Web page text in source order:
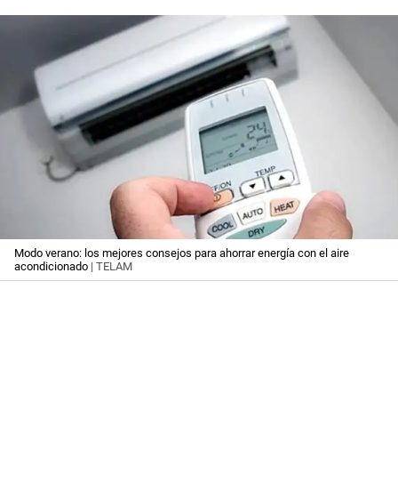
Modo verano: los mejores consejos para ahorrar energía con el aire
acondicionado | TELAM